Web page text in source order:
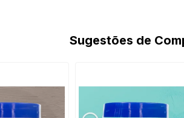
Sugestões de